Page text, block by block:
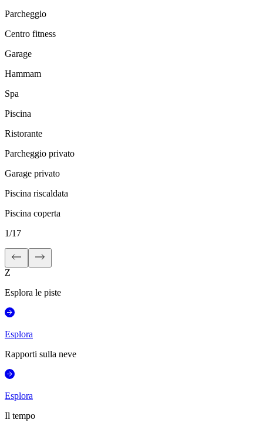
Parcheggio
Centro fitness
Garage
Hammam
Spa
Piscina
Ristorante
Parcheggio privato
Garage privato
Piscina riscaldata
Piscina coperta
1/17
Z
Esplora le piste
Esplora
Rapporti sulla neve
Esplora
Il tempo